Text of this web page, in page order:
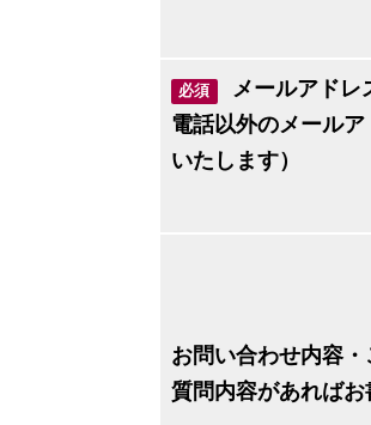
必須
メールアドレ
電話以外のメール
いたします）
お問い合わせ内容
質問内容があれば